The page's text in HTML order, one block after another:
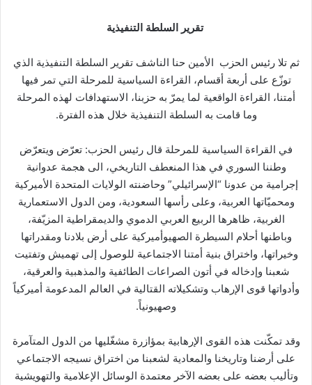
تقرير السلطة التنفيذية
ثم تلا رئيس الحزب الأمين حنا الناشفتقرير السلطة التنفيذية الذي
توزّع على أربعة أقسام، القراءة السياسية للمرحلة التي تمر فيها
أمتنا، القراءة الواقعية لما يمرّ به حزبنا، الاستهدافات لهذه المرحلة
وما قامت به السلطة التنفيذية خلال هذه الفترة.
في القراءة السياسية للمرحلة قال رئيس الحزب: تعرّض ويتعرّض
وطننا السوري في هذا المنعطف التاريخي، الى هجمة عدوانية
إجرامية من عدونا “الإسرائيلي” وحاضنته الولايات المتحدة الأميركية
ومحميّاتها العربية، وعلى رأسها السعودية، ومن الدول الاستعمارية
الغربية، ظاهرها الربيع العربي الدموي والديمقراطية المزيّفة،
وباطنها أحلام السيطرة الصهيوأميركية على أرض بلادنا ومقدراتها
وخيراتها، واختراق بنية أمتنا الاجتماعية للوصول إلى تهميش وتفتيت
شعبنا وإدخاله في أتون الصراعات الطائفية والمذهبية والعرقية،
وأدواتها قوى الإرهاب وتشكيلاته القتالية في العالم المدعومة أميركياً
وصهيونياً.
وقد تمكّنت هذه القوى الإرهابية بمؤازرة مشغّليها من الدول المتآمرة
على أرضنا وتاريخنا والمعادية لشعبنا من اختراق نسيجه الاجتماعي
وتأليب بعضه على بعضه الآخر معتمدة الوسائل الإعلامية والتهويشية